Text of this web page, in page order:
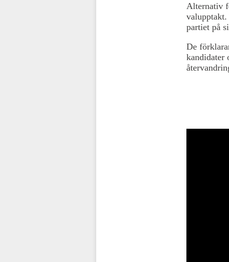
Alternativ
valupptakt.
partiet på
De
kandidater